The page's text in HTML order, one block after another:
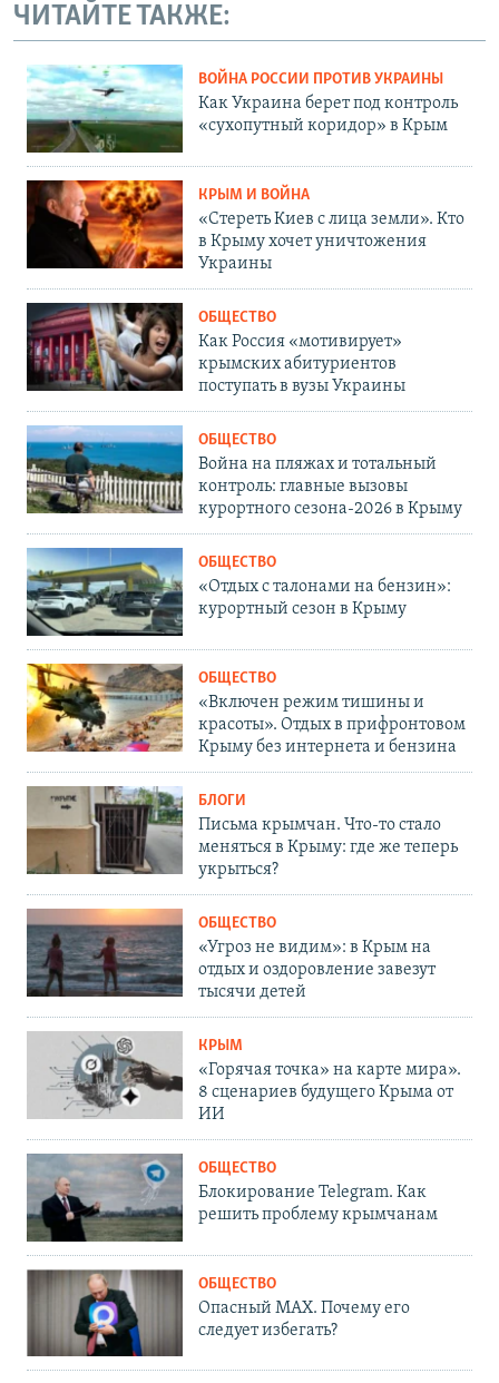
ЧИТАЙТЕ ТАКЖЕ:
ВОЙНА РОССИИ ПРОТИВ УКРАИНЫ
Как Украина берет под контроль
«сухопутный коридор» в Крым
КРЫМ И ВОЙНА
«Стереть Киев с лица земли». Кто
в Крыму хочет уничтожения
Украины
ОБЩЕСТВО
Как Россия «мотивирует»
крымских абитуриентов
поступать в вузы Украины
ОБЩЕСТВО
Война на пляжах и тотальный
контроль: главные вызовы
курортного сезона-2026 в Крыму
ОБЩЕСТВО
«Отдых с талонами на бензин»:
курортный сезон в Крыму
ОБЩЕСТВО
«Включен режим тишины и
красоты». Отдых в прифронтовом
Крыму без интернета и бензина
БЛОГИ
Письма крымчан. Что-то стало
меняться в Крыму: где же теперь
укрыться?
ОБЩЕСТВО
«Угроз не видим»: в Крым на
отдых и оздоровление завезут
тысячи детей
КРЫМ
«Горячая точка» на карте мира».
8 сценариев будущего Крыма от
ИИ
ОБЩЕСТВО
Блокирование Telegram. Как
решить проблему крымчанам
ОБЩЕСТВО
Опасный MAX. Почему его
следует избегать?